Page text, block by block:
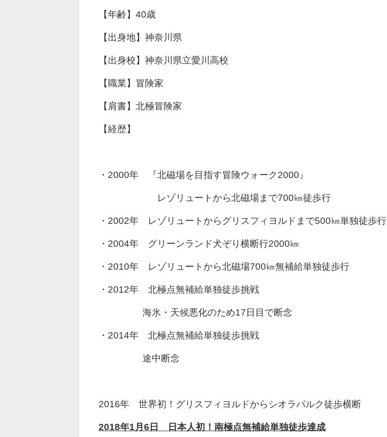
【年齢】40歳
【出身地】神奈川県
【出身校】神奈川県立愛川高校
【職業】冒険家
【肩書】北極冒険家
【経歴】
・2000年 『北磁場を目指す冒険ウォーク2000』
レゾリュートから北磁場まで700㎞徒歩行
・2002年 レゾリュートからグリスフィヨルドまで500㎞単独徒歩行
・2004年 グリーンランド犬ぞり横断行2000㎞
・2010年 レゾリュートから北磁場700㎞無補給単独徒歩行
・2012年 北極点無補給単独徒歩挑戦
海氷・天候悪化のため17日目で断念
・2014年 北極点無補給単独徒歩挑戦
途中断念
2016年 世界初！グリスフィヨルドからシオラパルク徒歩横断
2018年1月6日 日本人初！南極点無補給単独徒歩達成